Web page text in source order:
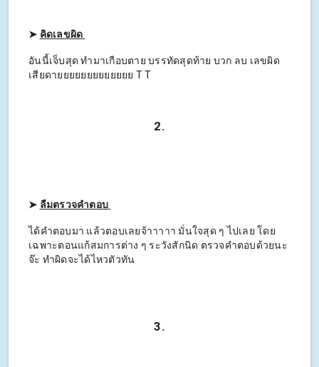
➤ คิดเลขผิด
อันนี้เจ็บสุด ทำมาเกือบตาย บรรทัดสุดท้าย บวก ลบ เลขผิด
เสียดายยยยยยยยยยยยย T T
2.
➤ ลืมตรวจคำตอบ
ได้คำตอบมา แล้วตอบเลยจ้าาาาา มั่นใจสุด ๆ ไปเลย โดย
เฉพาะตอนแก้สมการต่าง ๆ ระวังสักนิด ตรวจคำตอบด้วยนะ
จ๊ะ ทำผิดจะได้ไหวตัวทัน
3.